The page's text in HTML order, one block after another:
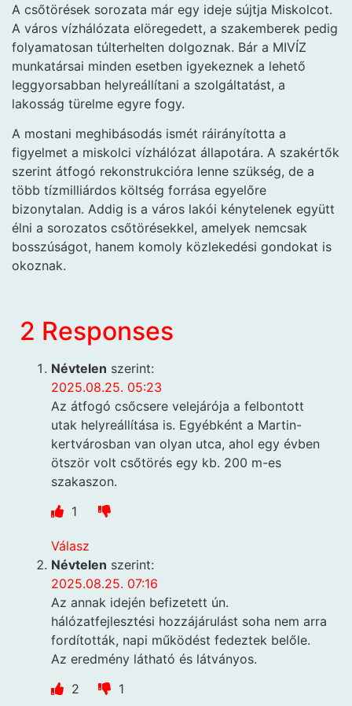
A csőtörések sorozata már egy ideje sújtja Miskolcot.
A város vízhálózata elöregedett, a szakemberek pedig
folyamatosan túlterhelten dolgoznak. Bár a MIVÍZ
munkatársai minden esetben igyekeznek a lehető
leggyorsabban helyreállítani a szolgáltatást, a
lakosság türelme egyre fogy.
A mostani meghibásodás ismét ráirányította a
figyelmet a miskolci vízhálózat állapotára. A szakértők
szerint átfogó rekonstrukcióra lenne szükség, de a
több tízmilliárdos költség forrása egyelőre
bizonytalan. Addig is a város lakói kénytelenek együtt
élni a sorozatos csőtörésekkel, amelyek nemcsak
bosszúságot, hanem komoly közlekedési gondokat is
okoznak.
2 Responses
Névtelen szerint:
2025.08.25. 05:23
Az átfogó csőcsere velejárója a felbontott
utak helyreállítása is. Egyébként a Martin-
kertvárosban van olyan utca, ahol egy évben
ötször volt csőtörés egy kb. 200 m-es
szakaszon.
1
Válasz
Névtelen szerint:
2025.08.25. 07:16
Az annak idején befizetett ún.
hálózatfejlesztési hozzájárulást soha nem arra
fordították, napi működést fedeztek belőle.
Az eredmény látható és látványos.
2
1